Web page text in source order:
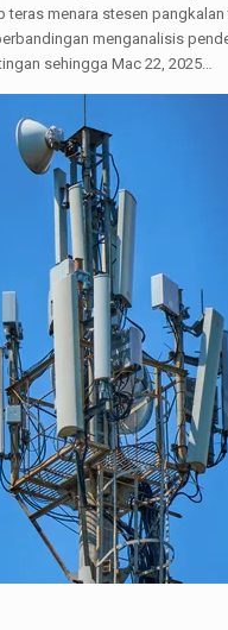
menara stesen
menganalisis
sehingga Mac 22, 2025…